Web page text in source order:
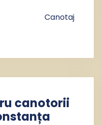
Canotaj
canotorii